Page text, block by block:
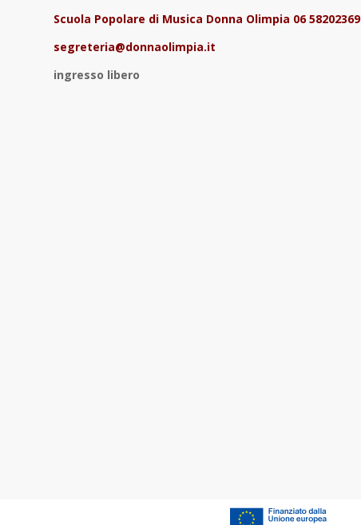
Scuola Popolare di Musica Donna Olimpia 06 58202369
segreteria@donnaolimpia.it
ingresso libero